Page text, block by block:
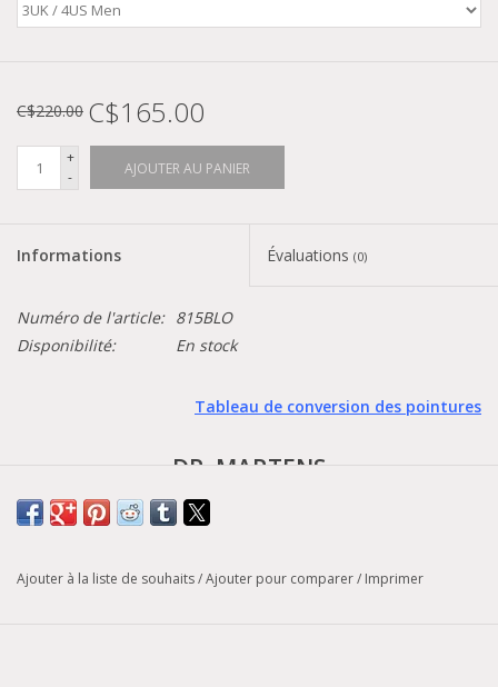
C$220.00 C$165.00
+
-
AJOUTER AU PANIER
Informations Évaluations (0)
Numéro de l'article: 815BLO
Disponibilité:
En stock
Tableau de conversion des pointures
DR. MARTENS
Le 1460 en pleine floraison. Un motif floral avec des détails de
Ajouter à la liste de souhaits/Ajouter pour comparer/ Imprimer